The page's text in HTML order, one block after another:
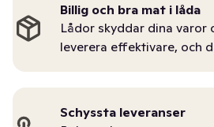
Billig och bra mat i låda
Lådor skyddar dina varor
leverera effektivare, och
Schyssta leveranser